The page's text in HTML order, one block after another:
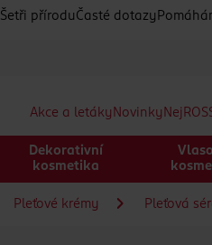
Šetři přírodu Časté dotazy
Akce a letáky Novinky Nej
Dekorativní
kosmetika
Pleťové krémy Pleťová